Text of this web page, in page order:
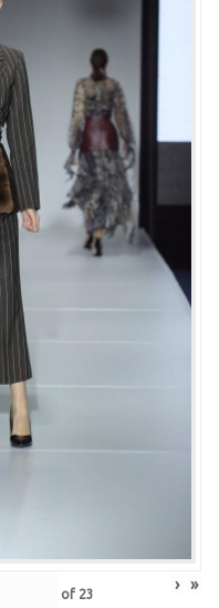
of 23 › »